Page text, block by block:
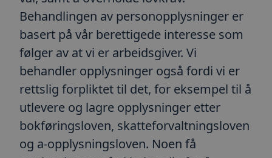
Behandlingen av personopplysninger er
basert på vår berettigede interesse som
følger av at vi er arbeidsgiver. Vi
behandler opplysninger også fordi vi er
rettslig forpliktet til det, for eksempel til å
utlevere og lagre opplysninger etter
bokføringsloven, skatteforvaltningsloven
og a-opplysningsloven. Noen få